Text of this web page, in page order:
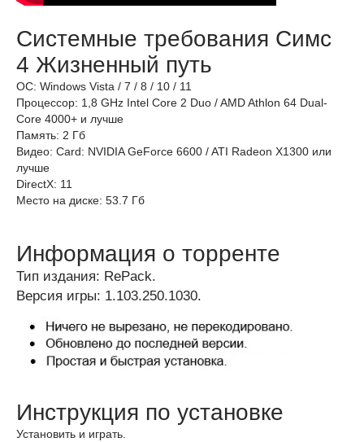
Системные требования Симс
4 Жизненный путь
ОС: Windows Vista / 7 / 8 / 10 / 11
Процессор: 1,8 GHz Intel Core 2 Duo / AMD Athlon 64 Dual-
Core 4000+ и лучше
Память: 2 Гб
Видео: Card: NVIDIA GeForce 6600 / ATI Radeon X1300 или
лучше
DirectX: 11
Место на диске: 53.7 Гб
Информация о торренте
Тип издания: RePack.
Версия игры: 1.103.250.1030.
Инструкция по установке
Установить и играть.